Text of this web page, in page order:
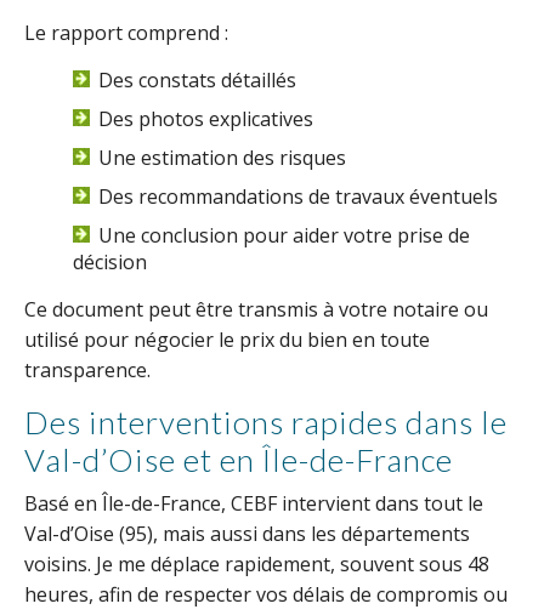
Le rapport comprend :
Des constats détaillés
Des photos explicatives
Une estimation des risques
Des recommandations de travaux éventuels
Une conclusion pour aider votre prise de
décision
Ce document peut être transmis à votre notaire ou
utilisé pour négocier le prix du bien en toute
transparence.
Des interventions rapides dans le
Val-d’Oise et en Île-de-France
Basé en Île-de-France, CEBF intervient dans tout le
Val-d’Oise (95), mais aussi dans les départements
voisins. Je me déplace rapidement, souvent sous 48
heures, afin de respecter vos délais de compromis ou